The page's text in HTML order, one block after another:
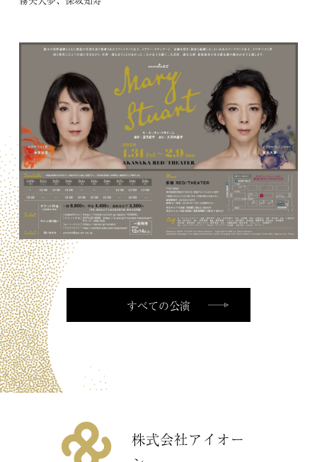
COMPANY
会社概
要
CONTACT
お問い
すべての公演
株式会社アイオー